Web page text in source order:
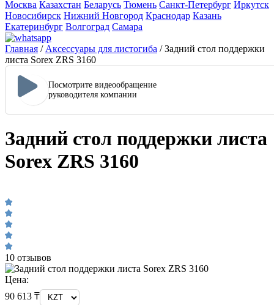
Москва Казахстан Беларусь Тюмень Санкт-Петербург Иркутск
Новосибирск Нижний Новгород Краснодар Казань
Екатеринбург Волгоград Самара
Главная / Аксессуары для листогиба /Задний стол поддержки
листа Sorex ZRS 3160
Посмотрите видеообращение
руководителя компании
Задний стол поддержки листа
Sorex ZRS 3160
10 отзывов
Цена:
90 613 ₸